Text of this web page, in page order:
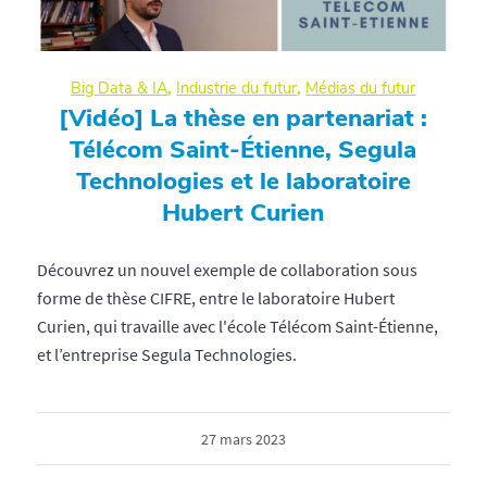
Big Data & IA, Industrie du futur, Médias du futur
[Vidéo] La thèse en partenariat :
Télécom Saint-Étienne, Segula
Technologies et le laboratoire
Hubert Curien
Découvrez un nouvel exemple de collaboration sous
forme de thèse CIFRE, entre le laboratoire Hubert
Curien, qui travaille avec l'école Télécom Saint-Étienne,
et l’entreprise Segula Technologies.
27 mars 2023